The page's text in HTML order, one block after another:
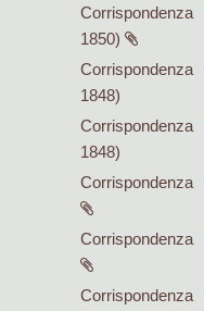
Corrispondenza
1850)
Corrispondenza
1848)
Corrispondenza
1848)
Corrispondenza
Corrispondenza
Corrispondenza